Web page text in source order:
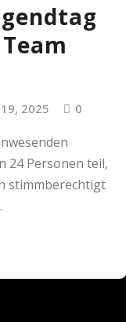
19, 2025 0
24 Personen teil,
stimmberechtigt